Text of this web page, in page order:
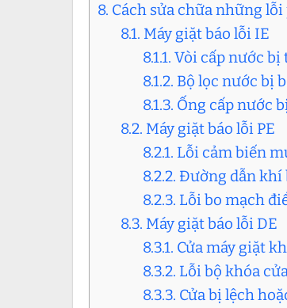
8. Cách sửa chữa những
8.1. Máy giặt báo lỗi IE
8.1.1. Vòi cấp nước
8.1.2. Bộ lọc nước bị
8.1.3. Ống cấp nước
8.2. Máy giặt báo lỗi PE
8.2.1. Lỗi cảm biến
8.2.2. Đường dẫn
8.2.3. Lỗi bo mạch
8.3. Máy giặt báo lỗi DE
8.3.1. Cửa máy giặt
8.3.2. Lỗi bộ khóa
8.3.3. Cửa bị lệch